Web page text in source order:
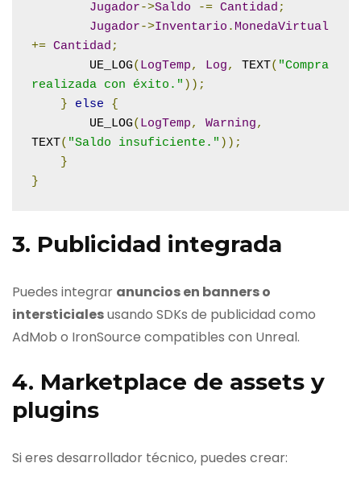
Jugador->Saldo -= Cantidad;
Jugador->Inventario . MonedaVirtual
+= Cantidad;
        UE_LOG
( LogTemp, Log, TEXT( "Compra
realizada con éxito." ));
}
else
{
        UE_LOG
( LogTemp, Warning,
TEXT( "Saldo insuficiente." ));
}
}
3. Publicidad integrada
Puedes integrar anuncios en banners o
intersticialesusando SDKs de publicidad como
AdMob o IronSource compatibles con Unreal.
4. Marketplace de assets y
plugins
Si eres desarrollador técnico, puedes crear: